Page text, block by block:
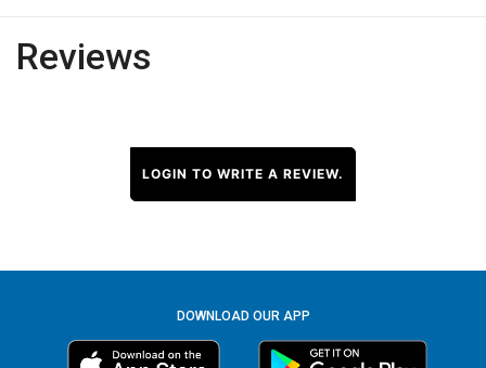
Reviews
LOGIN TO WRITE A REVIEW.
DOWNLOAD OUR APP